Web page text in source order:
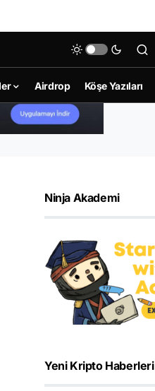
Airdrop Köşe Yazıları
Ninja Akademi
Yeni Kripto Haberleri